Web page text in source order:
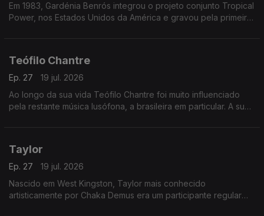
Em 1983, Gardénia Benrós integrou o projeto conjunto Tropical
Power, nos Estados Unidos da América e gravou pela primeira
Teófilo Chantre
Ep. 27
19 jul. 2026
Ao longo da sua vida Teófilo Chantre foi muito influenciado
pela restante música lusófona, a brasileira em particular. A sua
Taylor
Ep. 27
19 jul. 2026
Nascido em West Kingston, Taylor mais conhecido
artisticamente por Chaka Demus era um participante regular